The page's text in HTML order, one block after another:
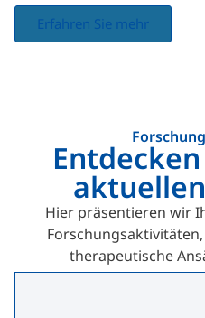
Erfahren Sie mehr
Hier präsentieren wir
therapeutische